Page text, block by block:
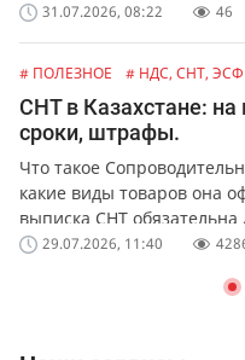
31.07.2026, 08:22 46
# ПОЛЕЗНОЕ # НДС, СНТ, ЭСФ
СНТ в Казахстане:
сроки, штрафы.
Что такое
какие виды товаров она
выписка СНТ обязательна
предпринимателей и
29.07.2026, 11:40